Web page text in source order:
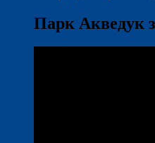
Парк Акведук